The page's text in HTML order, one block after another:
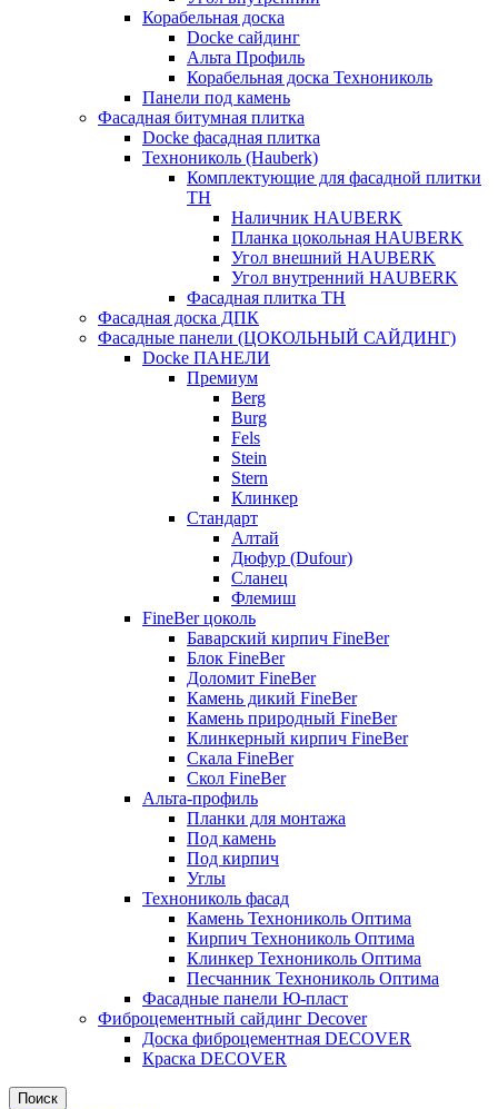
Корабельная доска
Docke сайдинг
Альта Профиль
Корабельная доска Технониколь
Панели под камень
Фасадная битумная плитка
Docke фасадная плитка
Технониколь (Hauberk)
Комплектующие для фасадной плитки
ТН
Наличник HAUBERK
Планка цокольная HAUBERK
Угол внешний HAUBERK
Угол внутренний HAUBERK
Фасадная плитка ТН
Фасадная доска ДПК
Фасадные панели (ЦОКОЛЬНЫЙ САЙДИНГ)
Docke ПАНЕЛИ
Премиум
Berg
Burg
Fels
Stein
Stern
Клинкер
Стандарт
Алтай
Дюфур (Dufour)
Сланец
Флемиш
FineBer цоколь
Баварский кирпич FineBer
Блок FineBer
Доломит FineBer
Камень дикий FineBer
Камень природный FineBer
Клинкерный кирпич FineBer
Скала FineBer
Скол FineBer
Альта-профиль
Планки для монтажа
Под камень
Под кирпич
Углы
Технониколь фасад
Камень Технониколь Оптима
Кирпич Технониколь Оптима
Клинкер Технониколь Оптима
Песчанник Технониколь Оптима
Фасадные панели Ю-пласт
Фиброцементный сайдинг Decover
Доска фиброцементная DECOVER
Краска DECOVER
Поиск